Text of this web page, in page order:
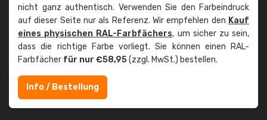
nicht ganz authentisch. Verwenden Sie den Farbeindruck
auf dieser Seite nur als Referenz. Wir empfehlen den Kauf
eines physischen RAL-Farbfächers, um sicher zu sein,
dass die richtige Farbe vorliegt. Sie können einen RAL-
Farbfächer für nur €58,95(zzgl. MwSt.) bestellen.
Info / Bestellung